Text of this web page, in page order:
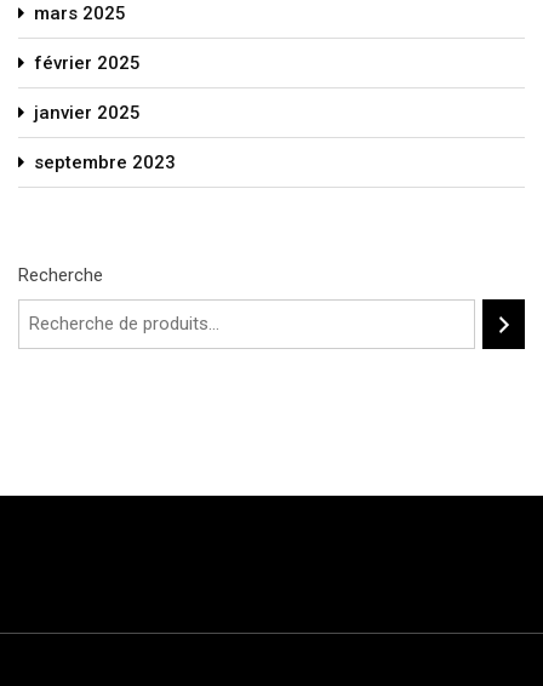
mars 2025
février 2025
janvier 2025
septembre 2023
Recherche